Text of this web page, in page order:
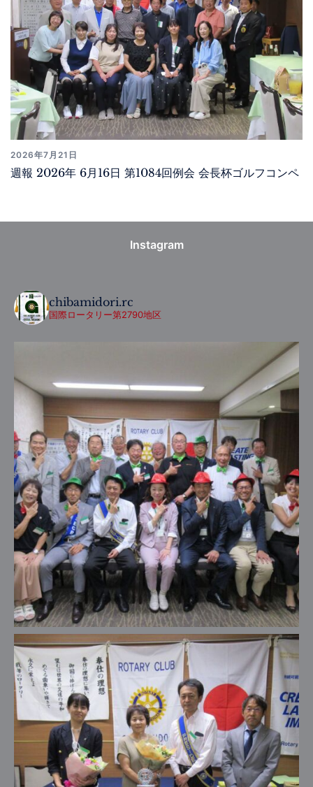
2026年7月21日
週報 2026年 6月16日 第1084回例会 会長杯ゴルフコンペ
Instagram
chibamidori.rc
国際ロータリー第2790地区